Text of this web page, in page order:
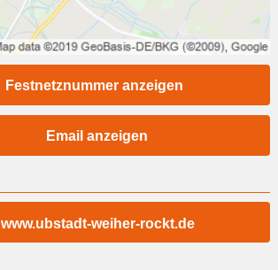
Festnetznummer anzeigen
Email anzeigen
www.ubstadt-weiher-rockt.de